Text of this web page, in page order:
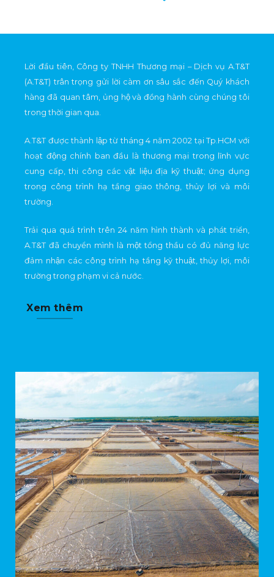
Lời đầu tiên, Công ty TNHH Thương mại – Dịch vụ A.T&T
(A.T&T) trân trọng gửi lời càm ơn sâu sắc đến Quý khách
hàng đã quan tâm, ủng hộ và đồng hành cùng chúng tôi
trong thời gian qua.
A.T&T được thành lập từ tháng 4 năm 2002 tại Tp.HCM với
hoạt động chính ban đầu là thương mại trong lĩnh vực
cung cấp, thi công các vật liệu địa kỹ thuật; ứng dụng
trong công trình hạ tầng giao thông, thủy lợi và môi
trường.
Trải qua quá trình trên 24 năm hình thành và phát triển,
A.T&T đã chuyển mình là một tổng thầu có đủ năng lực
đảm nhận các công trình hạ tầng kỹ thuật, thủy lợi, môi
trường trong phạm vi cả nước.
Xem thêm